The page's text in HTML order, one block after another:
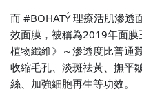
而 #BOHATÝ 理療活肌滲透
效面膜，被稱為2019年面膜
植物纖維》～滲透度比普通
收縮毛孔、淡斑祛黃、撫平
絲、加強細胞再生等功效。